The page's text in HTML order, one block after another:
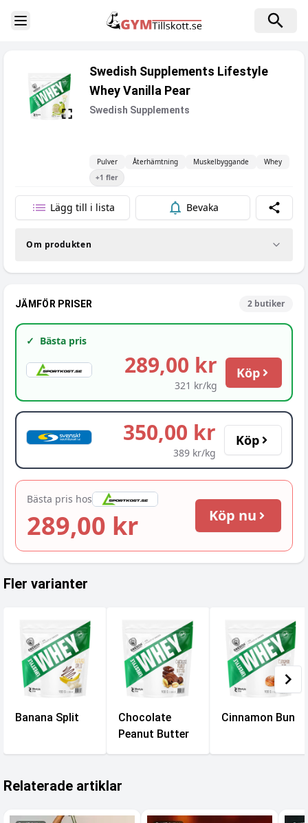
Toggle Sidebar
Swedish Supplements Lifestyle
Whey Vanilla Pear
Swedish Supplements
Pulver Återhämtning Muskelbyggande
Whey
+1 fler
Lägg till i lista Bevaka Dela
Om produkten
JÄMFÖR PRISER 2 butiker
✓ Bästa pris
289,00 kr
321 kr/kg
Köp
350,00 kr
389 kr/kg
Köp
Bästa pris hos
289,00 kr Köp nu
Fler varianter
Banana Split
Chocolate
Peanut Butter
Cinnamon Bun
Relaterade artiklar